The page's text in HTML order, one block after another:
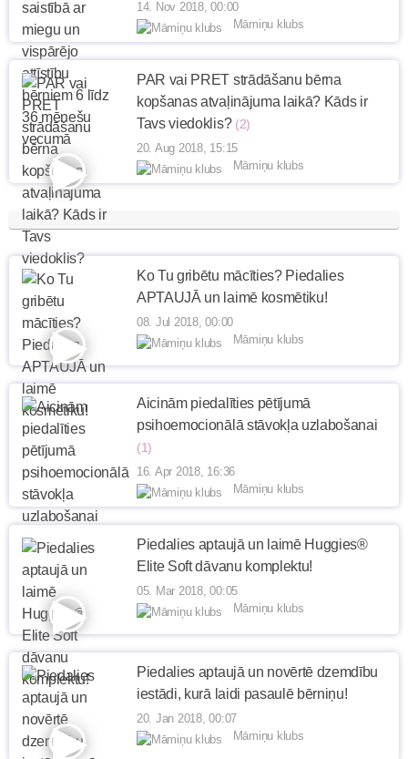
14. Nov 2018, 00:00
Māmiņu klubs
PAR vai PRET strādāšanu bērna
kopšanas atvaļinājuma laikā? Kāds ir
Tavs viedoklis? (2)
20. Aug 2018, 15:15
Māmiņu klubs
Ko Tu gribētu mācīties? Piedalies
APTAUJĀ un laimē kosmētiku!
08. Jul 2018, 00:00
Māmiņu klubs
Aicinām piedalīties pētījumā
psihoemocionālā stāvokļa uzlabošanai
(1)
16. Apr 2018, 16:36
Māmiņu klubs
Piedalies aptaujā un laimē Huggies®
Elite Soft dāvanu komplektu!
05. Mar 2018, 00:05
Māmiņu klubs
Piedalies aptaujā un novērtē dzemdību
iestādi, kurā laidi pasaulē bērniņu!
20. Jan 2018, 00:07
Māmiņu klubs